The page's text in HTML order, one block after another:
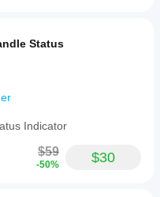
Status
Indicator
$59
-50% $30